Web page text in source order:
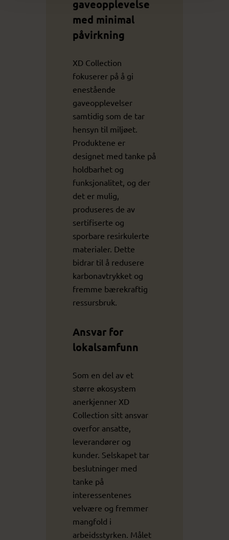
gaveopplevelse
med minimal
påvirkning
XD Collection
fokuserer på å gi
enestående
gaveopplevelser
samtidig som de tar
hensyn til miljøet.
Produktene er
designet med tanke på
holdbarhet og
funksjonalitet, og der
det er mulig,
produseres de av
sertifiserte og
sporbare resirkulerte
materialer. Dette
bidrar til å redusere
karbonavtrykket og
fremme bærekraftig
ressursbruk.
Ansvar for
lokalsamfunn
Som en del av et
større økosystem
anerkjenner XD
Collection sitt ansvar
overfor ansatte,
leverandører og
kunder. Selskapet tar
beslutninger med
tanke på
interessentenes
velvære og fremmer
mangfold i
arbeidsstyrken. Målet